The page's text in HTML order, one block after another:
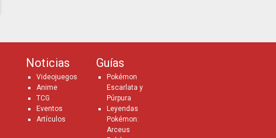
Noticias
Videojuegos
Anime
TCG
Eventos
Artículos
Guías
Pokémon
Escarlata y
Púrpura
Leyendas
Pokémon:
Arceus